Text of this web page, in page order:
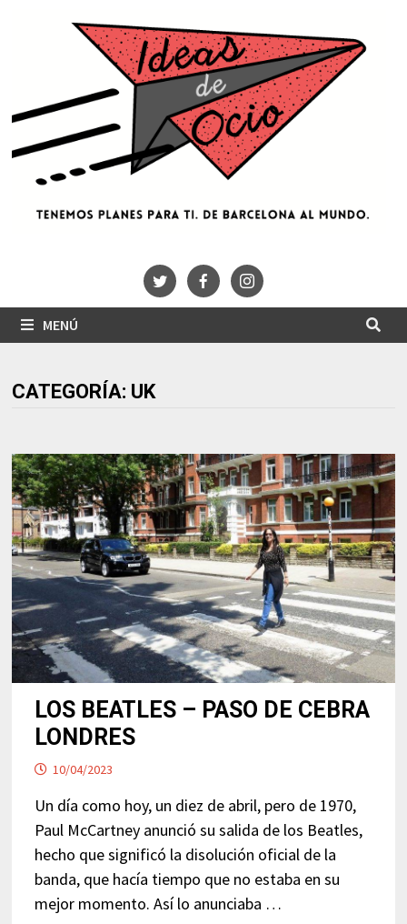
MENÚ
CATEGORÍA: UK
LOS BEATLES – PASO DE CEBRA
LONDRES
10/04/2023
Un día como hoy, un diez de abril, pero de 1970,
Paul McCartney anunció su salida de los Beatles,
hecho que significó la disolución oficial de la
banda, que hacía tiempo que no estaba en su
mejor momento. Así lo anunciaba …